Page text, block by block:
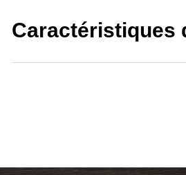
Caractéristiques